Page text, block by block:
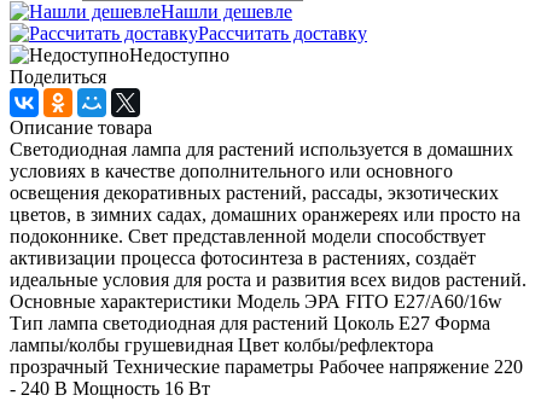
Нашли дешевле
Рассчитать доставку
Недоступно
Поделиться
Описание товара
Светодиодная лампа для растений используется в домашних
условиях в качестве дополнительного или основного
освещения декоративных растений, рассады, экзотических
цветов, в зимних садах, домашних оранжереях или просто на
подоконнике. Свет представленной модели способствует
активизации процесса фотосинтеза в растениях, создаёт
идеальные условия для роста и развития всех видов растений.
Основные характеристики Модель ЭРА FITO E27/A60/16w
Тип лампа светодиодная для растений Цоколь E27 Форма
лампы/колбы грушевидная Цвет колбы/рефлектора
прозрачный Технические параметры Рабочее напряжение 220
- 240 В Мощность 16 Вт